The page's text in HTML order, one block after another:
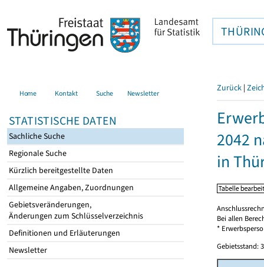
Home Kontakt Suche Newsletter
STATISTISCHE DATEN
Sachliche Suche
Regionale Suche
Kürzlich bereitgestellte Daten
Allgemeine Angaben, Zuordnungen
Gebietsveränderungen,
Änderungen zum Schlüsselverzeichnis
Definitionen und Erläuterungen
Newsletter
Zurück |
2042
in
Bei allen
*
Gebietsstand: